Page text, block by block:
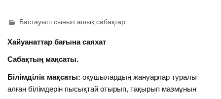
Бастауыш сынып ашық сабақтар
Хайуанаттар бағына саяхат
Сабақтың мақсаты.
Білімділік мақсаты: оқушылардың жануарлар туралы
алған білімдерін пысықтай отырып, тақырып мазмұнын